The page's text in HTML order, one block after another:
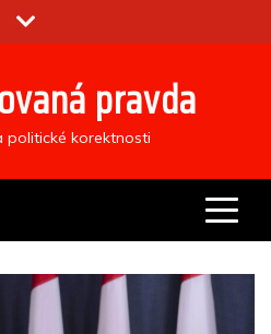
pravda
politické korektnosti